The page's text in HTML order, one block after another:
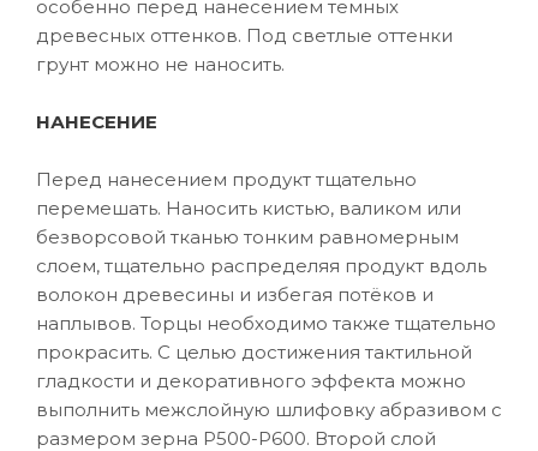
особенно перед нанесением темных
древесных оттенков. Под светлые оттенки
грунт можно не наносить.
НАНЕСЕНИЕ
Перед нанесением продукт тщательно
перемешать. Наносить кистью, валиком или
безворсовой тканью тонким равномерным
слоем, тщательно распределяя продукт вдоль
волокон древесины и избегая потёков и
наплывов. Торцы необходимо также тщательно
прокрасить. С целью достижения тактильной
гладкости и декоративного эффекта можно
выполнить межслойную шлифовку абразивом с
размером зерна P500-P600. Второй слой